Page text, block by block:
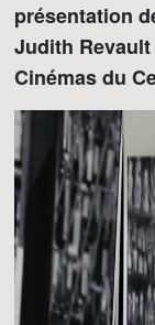
présentation
Judith
Cinémas du